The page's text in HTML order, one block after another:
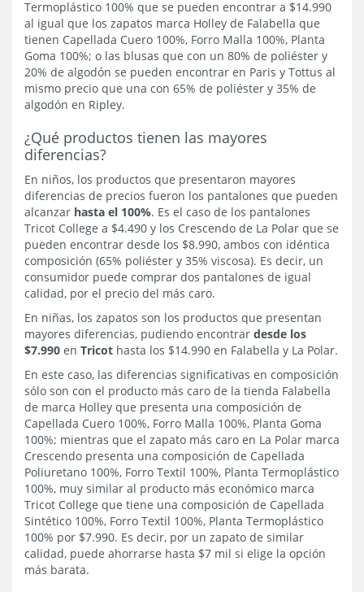
Termoplástico 100% que se pueden encontrar a $14.990
al igual que los zapatos marca Holley de Falabella que
tienen Capellada Cuero 100%, Forro Malla 100%, Planta
Goma 100%; o las blusas que con un 80% de poliéster y
20% de algodón se pueden encontrar en Paris y Tottus al
mismo precio que una con 65% de poliéster y 35% de
algodón en Ripley.
¿Qué productos tienen las mayores
diferencias?
En niños, los productos que presentaron mayores
diferencias de precios fueron los pantalones que pueden
alcanzar hasta el 100%. Es el caso de los pantalones
Tricot College a $4.490 y los Crescendo de La Polar que se
pueden encontrar desde los $8.990, ambos con idéntica
composición (65% poliéster y 35% viscosa). Es decir, un
consumidor puede comprar dos pantalones de igual
calidad, por el precio del más caro.
En niñas, los zapatos son los productos que presentan
mayores diferencias, pudiendo encontrar desde los
$7.990 en Tricot hasta los $14.990 en Falabella y La Polar.
En este caso, las diferencias significativas en composición
sólo son con el producto más caro de la tienda Falabella
de marca Holley que presenta una composición de
Capellada Cuero 100%, Forro Malla 100%, Planta Goma
100%; mientras que el zapato más caro en La Polar marca
Crescendo presenta una composición de Capellada
Poliuretano 100%, Forro Textil 100%, Planta Termoplástico
100%, muy similar al producto más económico marca
Tricot College que tiene una composición de Capellada
Sintético 100%, Forro Textil 100%, Planta Termoplástico
100% por $7.990. Es decir, por un zapato de similar
calidad, puede ahorrarse hasta $7 mil si elige la opción
más barata.